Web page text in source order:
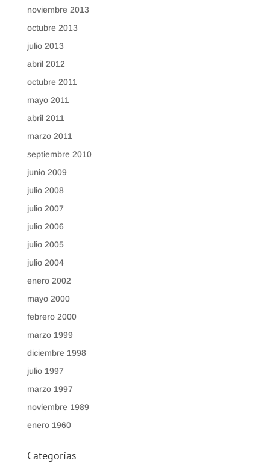
noviembre 2013
octubre 2013
julio 2013
abril 2012
octubre 2011
mayo 2011
abril 2011
marzo 2011
septiembre 2010
junio 2009
julio 2008
julio 2007
julio 2006
julio 2005
julio 2004
enero 2002
mayo 2000
febrero 2000
marzo 1999
diciembre 1998
julio 1997
marzo 1997
noviembre 1989
enero 1960
Categorías